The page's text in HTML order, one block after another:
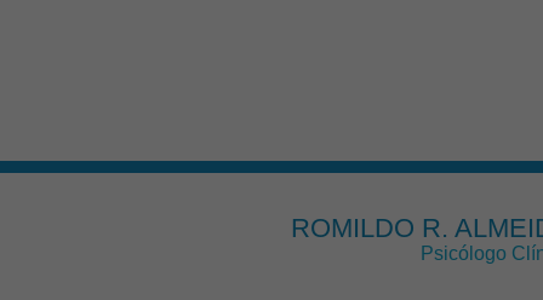
ROMILDO R.
Psicólogo